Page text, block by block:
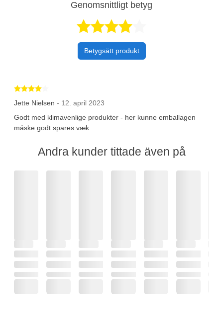
Genomsnittligt betyg
Betygsätt produkt
Jette Nielsen - 12. april 2023
Godt med klimavenlige produkter - her kunne emballagen
måske godt spares væk
Andra kunder tittade även på